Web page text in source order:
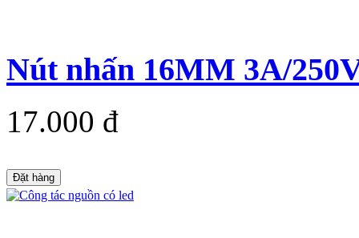
Nút nhấn 16MM 3A/
17.000 đ
Đặt hàng